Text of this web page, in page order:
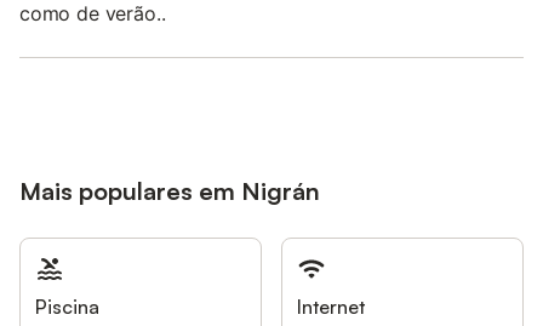
como de verão..
Mais populares em Nigrán
Piscina Internet